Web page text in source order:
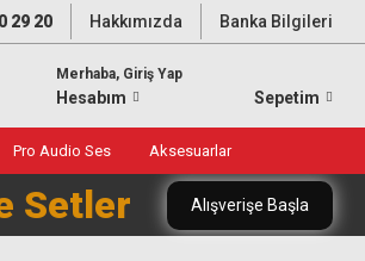
29 20 Hakkımızda Banka Bilgileri
Merhaba, Giriş Yap
Hesabım Sepetim
Pro Audio Ses Aksesuarlar
Setler Alışverişe Başla